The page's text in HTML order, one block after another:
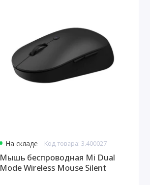
На складе Код товара: 3.400027
Мышь беспроводная Mi Dual
Mode Wireless Mouse Silent